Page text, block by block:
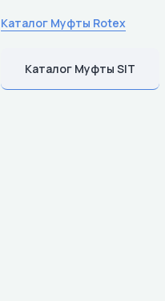
Каталог Муфты Rotex
Каталог Муфты SIT